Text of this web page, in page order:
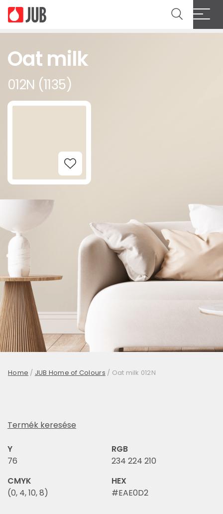
Oat milk
012N (1135)
Add to Wishlist
Home / JUB Home of Colours / Oat milk 012N
Termék keresése
Y
76
RGB
234 224 210
CMYK
(0, 4, 10, 8)
HEX
#EAE0D2